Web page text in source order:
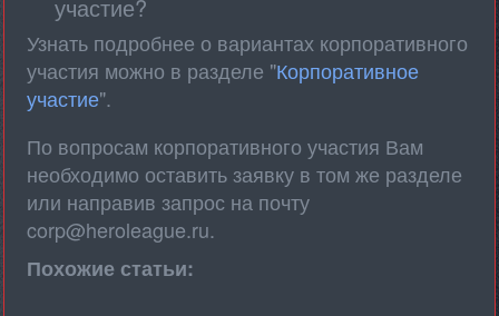
участие?
Узнать подробнее о вариантах корпоративного
участия можно в разделе "Корпоративное
участие".
По вопросам корпоративного участия Вам
необходимо оставить заявку в том же разделе
или направив запрос на почту
corp@heroleague.ru.
Похожие статьи: